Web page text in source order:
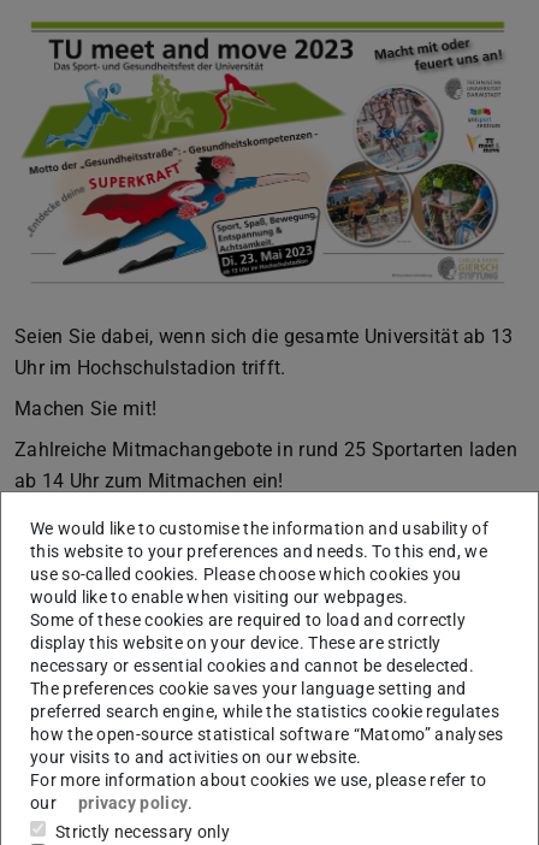
Seien Sie dabei, wenn sich die gesamte Universität ab 13
Uhr im Hochschulstadion trifft.
Machen Sie mit!
Zahlreiche Mitmachangebote in rund 25 Sportarten laden
ab 14 Uhr zum Mitmachen ein!
Melden Sie sich zum traditionellen Fischerstechen, zum
Ultra Marathon oder World Soccer Cup an oder nehmen
Sie an Internen Hochschulmeisterschaften und
Wettbewerben in unterschiedlichen Disziplinen teil.
Starten Sie mit einem Team bei der Uni-Olympiade und
nutzen Sie die Möglichkeit, sich auf unterhaltsame und
sportliche Weise besser kennenzulernen und mit anderen
informell in Kontakt zu kommen.
Besuchen Sie unsere Gesundheitsstraße, auf der das
studentische und betriebliche Gesundheitsmanagement
We would like to customise the information and usability of
this website to your preferences and needs. To this end, we
use so-called cookies. Please choose which cookies you
would like to enable when visiting our webpages.
Some of these cookies are required to load and correctly
display this website on your device. These are strictly
necessary or essential cookies and cannot be deselected.
The preferences cookie saves your language setting and
preferred search engine, while the statistics cookie regulates
how the open-source statistical software “Matomo” analyses
your visits to and activities on our website.
For more information about cookies we use, please refer to
our
privacy policy.
Strictly necessary only